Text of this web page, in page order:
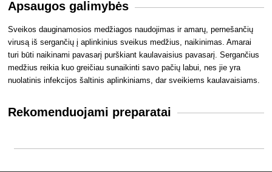
Apsaugos galimybės
Sveikos dauginamosios medžiagos naudojimas ir amarų, pernešančių
virusą iš sergančių į aplinkinius sveikus medžius, naikinimas. Amarai
turi būti naikinami pavasarį purškiant kaulavaisius pavasarį. Sergančius
medžius reikia kuo greičiau sunaikinti savo pačių labui, nes jie yra
nuolatinis infekcijos šaltinis aplinkiniams, dar sveikiems kaulavaisiams.
Rekomenduojami preparatai